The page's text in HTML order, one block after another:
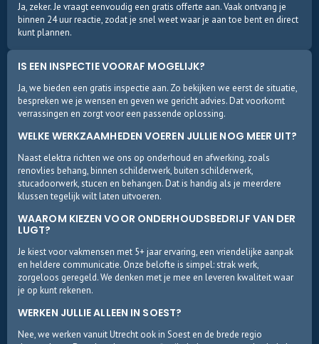
Ja, zeker. Je vraagt eenvoudig een gratis offerte aan. Vaak ontvang je
binnen 24 uur reactie, zodat je snel weet waar je aan toe bent en direct
kunt plannen.
IS EEN INSPECTIE VOORAF MOGELIJK?
Ja, we bieden een gratis inspectie aan. Zo bekijken we eerst de situatie,
bespreken we je wensen en geven we gericht advies. Dat voorkomt
verrassingen en zorgt voor een passende oplossing.
WELKE WERKZAAMHEDEN VOEREN JULLIE NOG MEER UIT?
Naast elektra richten we ons op onderhoud en afwerking, zoals
renovlies behang, binnen schilderwerk, buiten schilderwerk,
stucadoorwerk, stucen en behangen. Dat is handig als je meerdere
klussen tegelijk wilt laten uitvoeren.
WAAROM KIEZEN VOOR ONDERHOUDSBEDRIJF VAN DER
LUGT?
Je kiest voor vakmensen met 5+ jaar ervaring, een vriendelijke aanpak
en heldere communicatie. Onze belofte is simpel: strak werk,
zorgeloos geregeld. We denken met je mee en leveren kwaliteit waar
je op kunt rekenen.
WERKEN JULLIE ALLEEN IN SOEST?
Nee, we werken vanuit Utrecht ook in Soest en de brede regio